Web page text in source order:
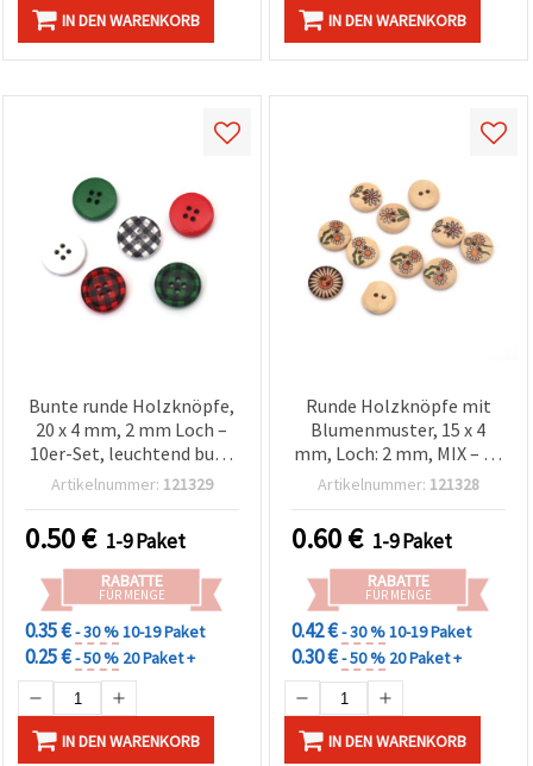
IN DEN WARENKORB IN DEN WARENKORB
Bunte runde Holzknöpfe,
20 x 4 mm, 2 mm Loch –
10er-Set, leuchtend bunt
sortiert (gemischt) – für
Schmuckherstellung &
kreative DIY-Projekte
Artikelnummer: 121329
0.50€ 1-9 Paket
RABATTE
FÜR MENGE
0.35 €- 30 %10-19 Paket
0.25 €- 50 % 20 Paket +
IN DEN WARENKORB
Runde Holzknöpfe mit
Blumenmuster, 15 x 4
mm, Loch: 2 mm, MIX – 20
Stück
Artikelnummer: 121328
0.60€ 1-9 Paket
RABATTE
FÜR MENGE
0.42 €- 30 %10-19 Paket
0.30 €- 50 % 20 Paket +
IN DEN WARENKORB